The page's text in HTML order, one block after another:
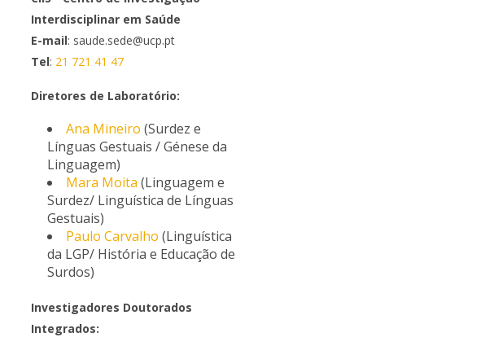
Contactos
Interdisciplinar em Saúde
E-mail: saude.sede@ucp.pt
Tel: 21 721 41 47
Diretores de Laboratório:
Ana Mineiro (Surdez e
Línguas Gestuais / Génese da
Linguagem)
Mara Moita(Linguagem e
Surdez/ Linguística de Línguas
Gestuais)
Paulo Carvalho (Linguística
da LGP/ História e Educação de
Surdos)
Investigadores Doutorados
Integrados: